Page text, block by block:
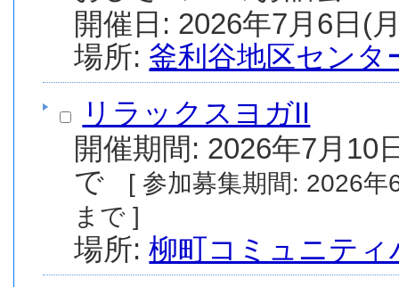
場所: 釜利谷地区センタ
リラックスヨガII
開催期間: 2026年7月10
[ 参加募集期間: 2026年6月11日(木) から 2026年6月18日(木)
まで ]
場所:柳町コミュニティ